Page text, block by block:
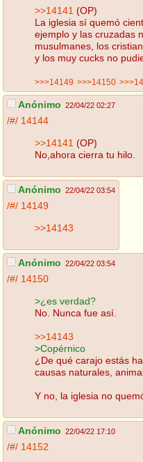
>>14141 (OP)
La iglesia sí quemó
ejemplo y las cruzadas
musulmanes, los
y los muy cucks no
>>>14149 >>>14150
Anónimo 22/04/22 02:27
/#/ 14144
>>14141 (OP)
No,ahora cierra tu hilo.
Anónimo 22/04/22 03:54
/#/ 14149
>>14143
Anónimo 22/04/22 03:54
/#/ 14150
>¿es verdad?
No. Nunca fue así.
>>14143
>Copérnico
¿De qué carajo estás
causas naturales,
Y no, la iglesia no
Anónimo 22/04/22 17:10
/#/ 14152